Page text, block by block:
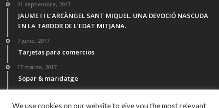
21 septiembre, 2017
JAUME I I L’ARCÀNGEL SANT MIQUEL. UNA DEVOCIÓ NASCUDA
EN LA TARDOR DE L’EDAT MITJANA.
7 junio, 2017
Tarjetas para comercios
17 marzo, 2017
Sopar & maridatge
Menú Desgutación Segle XXI
We use cookies on our website to give you the most relevant